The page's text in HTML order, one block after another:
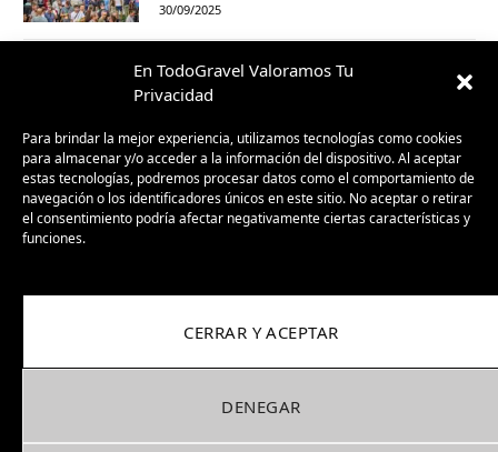
En TodoGravel Valoramos Tu
Privacidad
Para brindar la mejor experiencia, utilizamos tecnologías como cookies
para almacenar y/o acceder a la información del dispositivo. Al aceptar
estas tecnologías, podremos procesar datos como el comportamiento de
navegación o los identificadores únicos en este sitio. No aceptar o retirar
el consentimiento podría afectar negativamente ciertas características y
funciones.
CERRAR Y ACEPTAR
DENEGAR
30/09/2025
BH GravelX: la gravel diseñada para
perderte (y encontrar caminos nuevos)
(Twitter)